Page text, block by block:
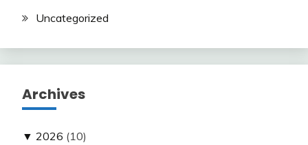
Uncategorized
Archives
▼ 2026 (10)